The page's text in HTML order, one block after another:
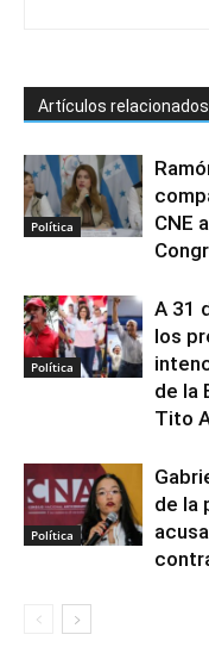
Artículos relacionados
Política
CNE
Política
A 31
los
de la
Tito
Política
de la